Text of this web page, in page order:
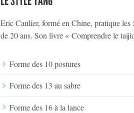
Eric Caulier, formé en Chine, pratique les
de 20 ans. Son livre « Comprendre le
Forme des 10 postures
Forme des 13 au sabre
Forme des 16 à la lance